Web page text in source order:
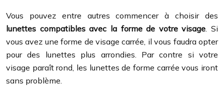
Vous pouvez entre autres commencer à choisir des
lunettes compatibles avec la forme de votre visage. Si
vous avez une forme de visage carrée, il vous faudra opter
pour des lunettes plus arrondies. Par contre si votre
visage paraît rond, les lunettes de forme carrée vous iront
sans problème.